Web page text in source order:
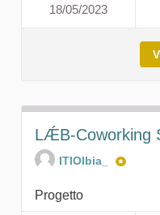
18/05/2023
LǼB-Coworking
ITIOlbia_
Progetto